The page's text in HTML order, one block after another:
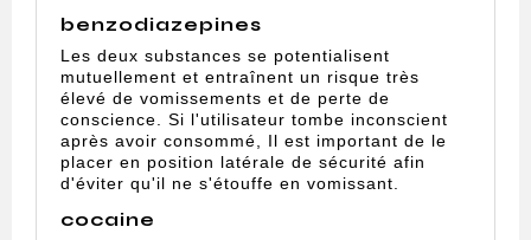
benzodiazepines
Les deux substances se potentialisent
mutuellement et entraînent un risque très
élevé de vomissements et de perte de
conscience. Si l'utilisateur tombe inconscient
après avoir consommé, Il est important de le
placer en position latérale de sécurité afin
d'éviter qu'il ne s'étouffe en vomissant.
cocaine